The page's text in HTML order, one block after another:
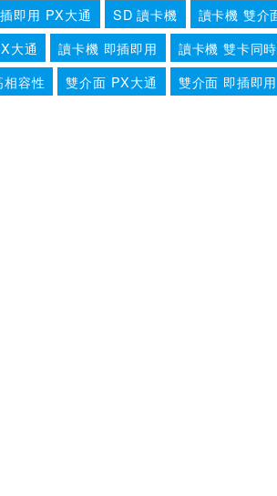
即用 PX大通 SD 讀卡機
讀卡機 雙介
大通
讀卡機 即插即用
讀卡機 雙卡同
容性
雙介面 PX大通 雙介面 即插即用